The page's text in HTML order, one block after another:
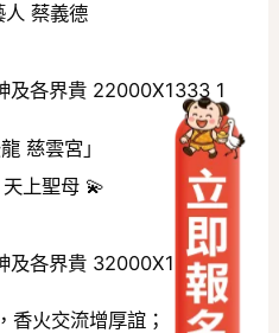
蔡義德
慈雲宮」
上聖母 💫
香火交流增厚誼；